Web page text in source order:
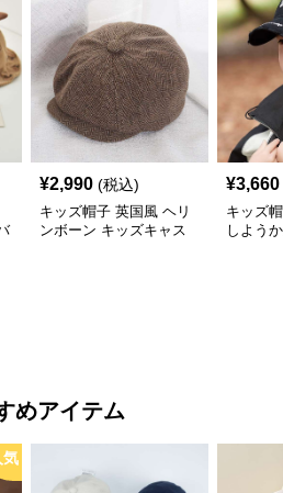
¥2,990 (税込)
キッズ帽子 英国風 ヘリ
ンボーン キッズキャス
¥3,660
キッズ
しよう
めアイテム
気